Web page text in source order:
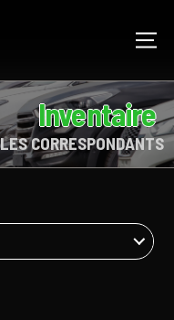
Inventaire
CORRESPONDANTS